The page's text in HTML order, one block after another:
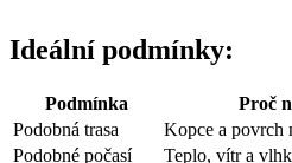
Ideální podmínky:
Podmínka
Proč
Podobná trasa
Kopce a povrch
Podobné počasí
Teplo, vítr a